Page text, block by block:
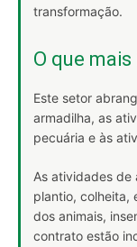
transformação.
O que
Este setor
armadilha, as
pecuária e às
As atividades de
plantio, colheita,
dos animais,
contrato estão